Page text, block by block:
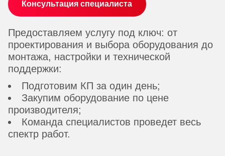
Консультация специалиста
Предоставляем услугу под ключ: от
проектирования и выбора оборудования до
монтажа, настройки и технической
поддержки:
Подготовим КП за один день;
Закупим оборудование по цене
производителя;
Команда специалистов проведет весь
спектр работ.